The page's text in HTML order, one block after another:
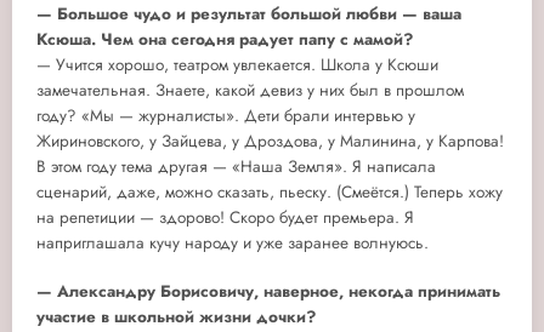
— Большое чудо и результат большой любви — ваша
Ксюша. Чем она сегодня радует папу с мамой?
— Учится хорошо, театром увлекается. Школа у Ксюши
замечательная. Знаете, какой девиз у них был в прошлом
году? «Мы — журналисты». Дети брали интервью у
Жириновского, у Зайцева, у Дроздова, у Малинина, у Карпова!
В этом году тема другая — «Наша Земля». Я написала
сценарий, даже, можно сказать, пьеску. (Смеётся.) Теперь хожу
на репетиции — здорово! Скоро будет премьера. Я
наприглашала кучу народу и уже заранее волнуюсь.
— Александру Борисовичу, наверное, некогда принимать
участие в школьной жизни дочки?